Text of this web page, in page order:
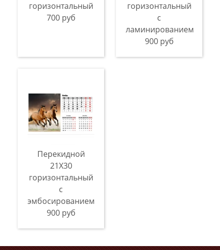
горизонтальный
700 руб
горизонтальный
с
ламинированием
900 руб
Перекидной
21X30
горизонтальный
с
эмбосированием
900 руб